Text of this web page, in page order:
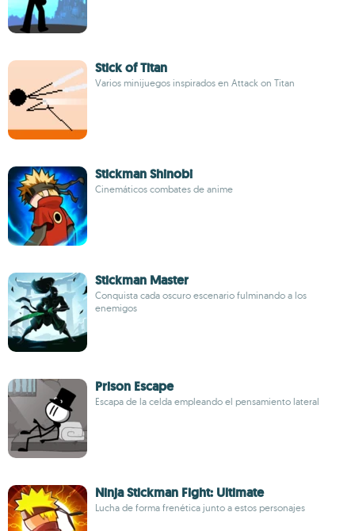
Stick of Titan
Varios minijuegos inspirados en Attack on Titan
Stickman Shinobi
Cinemáticos combates de anime
Stickman Master
Conquista cada oscuro escenario fulminando a los
enemigos
Prison Escape
Escapa de la celda empleando el pensamiento lateral
Ninja Stickman Fight: Ultimate
Lucha de forma frenética junto a estos personajes